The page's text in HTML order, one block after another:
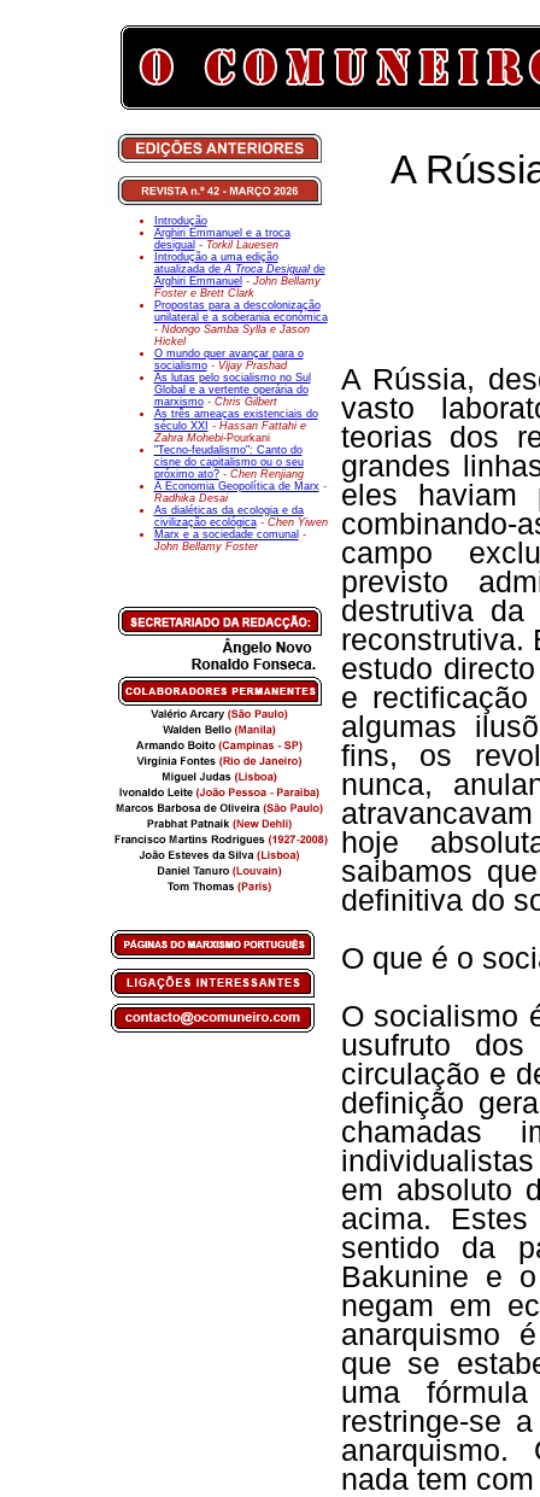
Introdução
Arghiri Emmanuel e a troca
desigual - Torkil Lauesen
Introdução a uma edição
atualizada deA Troca Desigualde
Arghiri Emmanuel - John Bellamy
Foster e Brett Clark
Propostas para a descolonização
unilateral e a soberania económica
- Ndongo Samba Sylla e Jason
Hickel
O mundo quer avançar para o
socialismo- Vijay Prashad
As lutas pelo socialismo no Sul
Global e a vertente operária do
marxismo- Chris Gilbert
As três ameaças existenciais do
século XXI - Hassan Fattahi e
Zahra Mohebi-Pourkani
"Tecno-feudalismo": Canto do
cisne do capitalismo ou o seu
próximo ato? - Chen Renjiang
A Economia Geopolítica de Marx-
Radhika Desai
As dialéticas da ecologia e da
civilização ecológica - Chen Yiwen
Marx e a sociedade comunal -
John Bellamy Foster
A
A Rússia,
vasto
teorias dos
grandes
eles haviam
combinando-
campo
previsto
destrutiva
reconstrutiva.
estudo
e
algumas
fins, os
nunca,
hoje
saibamos
definitiva do
O que é o
O socialismo
usufruto
circulação e
definição
chamadas
em absoluto
acima.
sentido da
Bakunine e
negam em
anarquismo
que se
uma
restringe-se
anarquismo.
nada tem